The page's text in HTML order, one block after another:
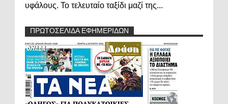
υφάλους. Το τελευταίο ταξίδι μαζί της...
ΠΡΩΤΟΣΕΛΙΔΑ ΕΦΗΜΕΡΙΔΩΝ